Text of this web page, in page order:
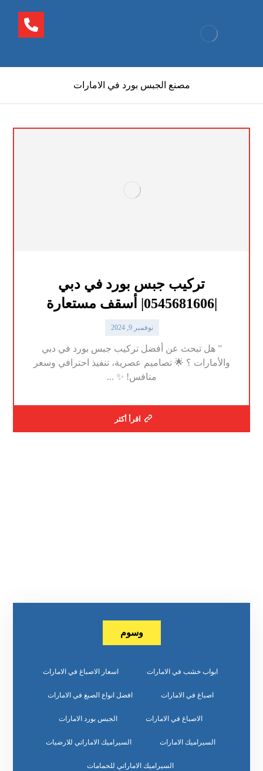
مصنع الجبس بورد في الامارات
تركيب جبس بورد في دبي
|0545681606| أسقف مستعارة
نوفمبر 9, 2024
” هل تبحث عن أفضل تركيب جبس بورد في دبي
والأمارات ؟ 🌟 تصاميم عصرية، تنفيذ احترافي وسعر
منافس! ✨ ...
اقرأ أكثر
وسوم
ابواب خشب في الامارات اسعار الاصباغ في الامارات
اصباغ في الامارات افضل انواع الصبغ في الامارات
الاصباغ في الامارات الجبس بورد الامارات
السيراميك الامارات السيراميك الاماراتي للارضيات
السيراميك الاماراتي للحمامات